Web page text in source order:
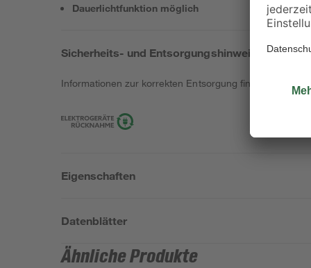
Dauerlichtfunktion möglich
Sicherheits- und Entsorgungshinweise
Informationen zur korrekten Entsorgung findest du
Eigenschaften
Datenblätter
Ähnliche Produkte